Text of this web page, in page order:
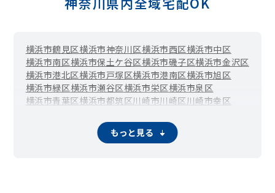
横浜市鶴見区横浜市神奈川区横浜市西区横浜市中区
横浜市南区横浜市保土ケ谷区横浜市磯子区横浜市金沢区
横浜市港北区横浜市戸塚区横浜市港南区横浜市旭区
横浜市緑区横浜市瀬谷区横浜市栄区横浜市泉区
横浜市青葉区横浜市都筑区川崎市川崎区川崎市幸区
相模原市緑区（橋本）相模原市中央区
相模原市南区（相模大野）横須賀市 平塚市
もっと見る